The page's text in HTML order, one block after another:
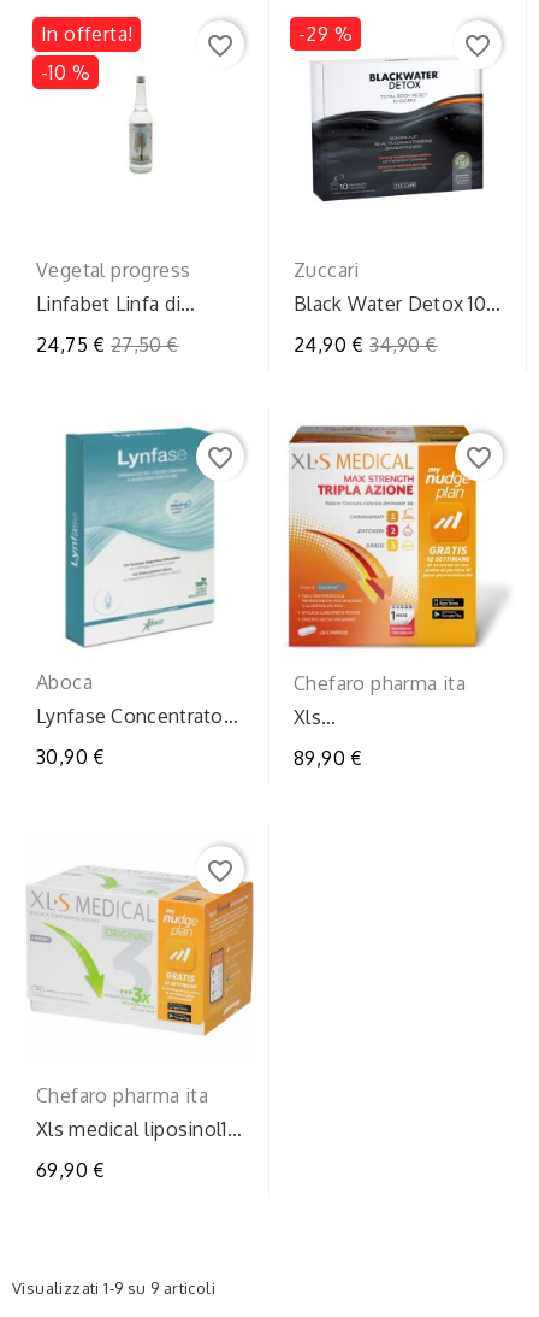
In offerta!
-10 %
favorite_border
Vegetal progress
Linfabet Linfa di
24,75 € Prezzo
27,50 €
-29 % favorite_border
Zuccari
Black Water Detox 10
Formato Pratico...
24,90 € Prezzo
34,90 €
favorite_border
Aboca
Lynfase Concentrato
30,90 €
favorite_border
Chefaro pharma ita
Xls
120 compresse
89,90 €
favorite_border
Chefaro pharma ita
Xls medical liposinol1m
69,90 €
Visualizzati 1-9 su 9 articoli